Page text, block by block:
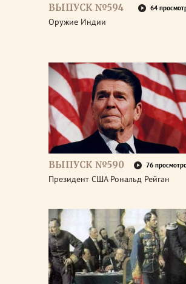
ВЫПУСК №594 64
Оружие Индии
ВЫПУСК №590 76
Президент США Рональд Рейган